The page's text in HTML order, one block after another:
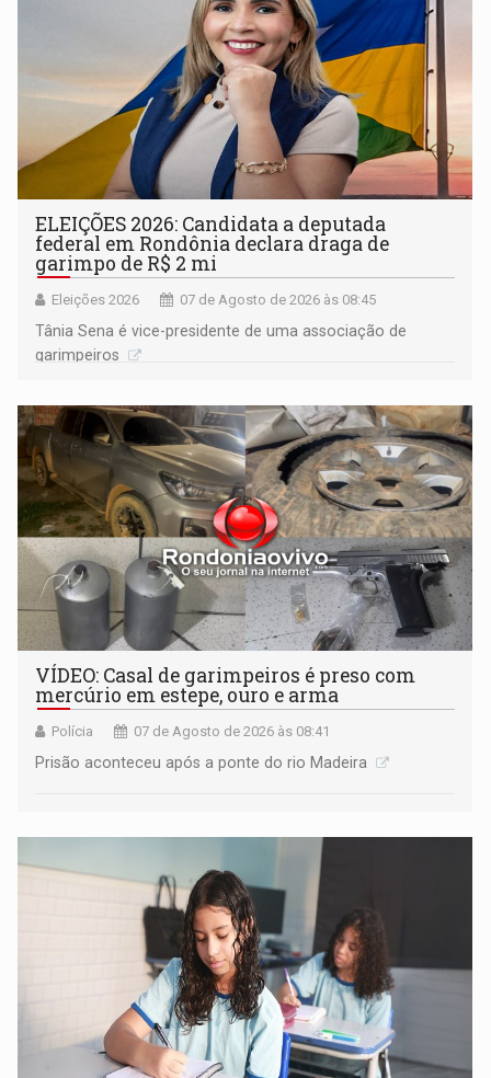
ELEIÇÕES 2026: Candidata a deputada
federal em Rondônia declara draga de
garimpo de R$ 2 mi
Eleições 2026 07 de Agosto de 2026 às 08:45
Tânia Sena é vice-presidente de uma associação de
garimpeiros
VÍDEO: Casal de garimpeiros é preso com
mercúrio em estepe, ouro e arma
Polícia 07 de Agosto de 2026 às 08:41
Prisão aconteceu após a ponte do rio Madeira